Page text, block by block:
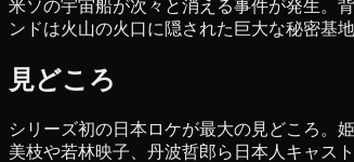
米ソの宇宙船が次々と消える事件が発生。
ンドは火山の火口に隠された巨大な秘密基
見どころ
シリーズ初の日本ロケが最大の見どころ。
美枝や若林映子、丹波哲郎ら日本人キャス